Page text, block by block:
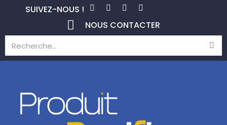
SUIVEZ-NOUS !
NOUS CONTACTER